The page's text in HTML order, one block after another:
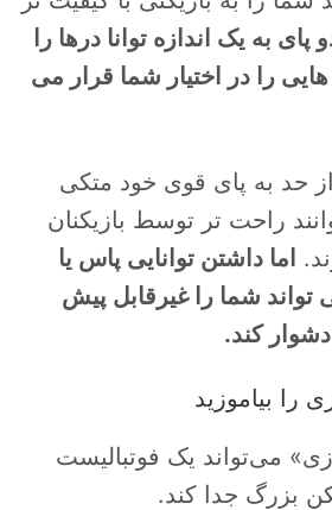
پای به یک اندازه توانا درها را
را در اختیار شما قرار می
حد به پای قوی خود متکی
راحت تر توسط بازیکنان
اما داشتن توانایی پاس یا
شما را غیرقابل پیش
کند.
می‌تواند یک فوتبالیست
بزرگ جدا کند.